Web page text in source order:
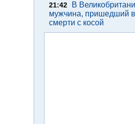
21:42
В
мужчина, пришедший
смерти с косой